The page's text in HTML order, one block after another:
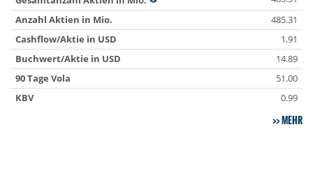
Anzahl Aktien in Mio.
485.31
Cashflow/Aktie in USD
1.91
Buchwert/Aktie in USD
14.89
90 Tage Vola
51.00
KBV
0.99
MEHR